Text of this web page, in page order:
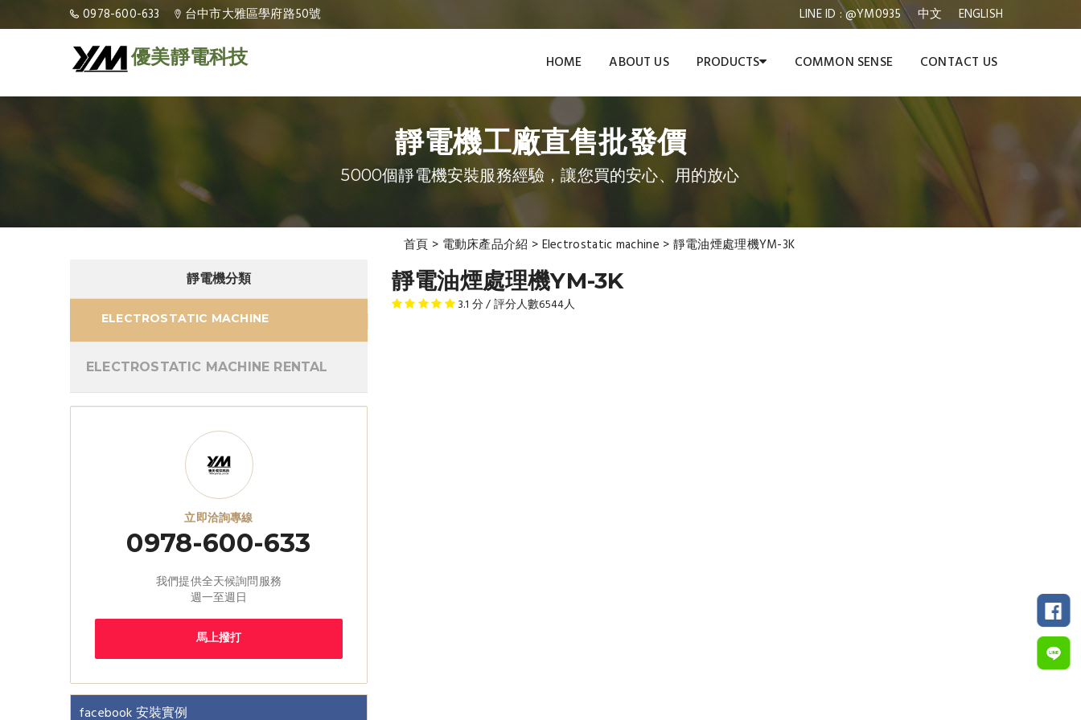
0978-600-633 台中市大雅區學府路50號 LINE ID : @YM0935 中文 ENGLISH
優美靜電科技 HOME ABOUT US PRODUCTS COMMON SENSE CONTACT US
靜電機工廠直售批發價
5000個靜電機安裝服務經驗，讓您買的安心、用的放心
首頁 > 電動床產品介紹 > Electrostatic machine > 靜電油煙處理機YM-3K
靜電油煙處理機YM-3K
3.1 分 / 評分人數6544人
靜電機分類
ELECTROSTATIC MACHINE
ELECTROSTATIC MACHINE RENTAL
立即洽詢專線
0978-600-633
我們提供全天候詢問服務
週一至週日
馬上撥打
facebook 安裝實例